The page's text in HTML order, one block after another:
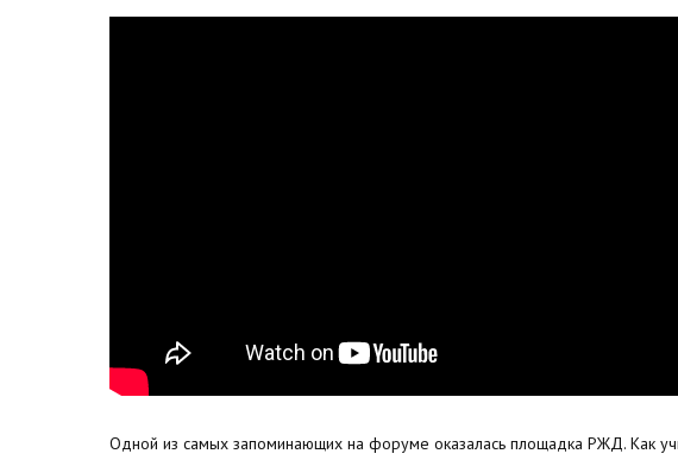
Одной из самых запоминающих на форуме оказалась площадка РЖД. Как